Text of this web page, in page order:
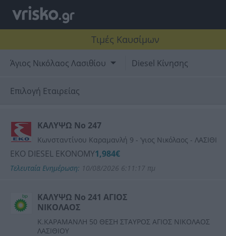
Τιμές Καυσίμων
Άγιος Νικόλαος Λασιθίου Diesel Κίνησης
Επιλογή Εταιρείας
ΑΙΓΑΙΟ (AEGEAN)
ΚΑΛΥΨΩ Νο 247
Κωνσταντίνου Καραμανλή 9 - ʼγιος Νικόλαος - ΛΑΣΙΘΙ
EKO DIESEL EKONOMY1,984€
Τελευταία Ενημέρωση: 10/08/2026 6:11:17 πμ
ΚΑΛΥΨΩ Νο 241 ΑΓΙΟΣ
ΝΙΚΟΛΑΟΣ
Κ.ΚΑΡΑΜΑΝΛΗ 50 ΘΕΣΗ ΣΤΑΥΡΟΣ ΑΓΙΟΣ ΝΙΚΟΛΑΟΣ
ΛΑΣΙΘΙΟΥ